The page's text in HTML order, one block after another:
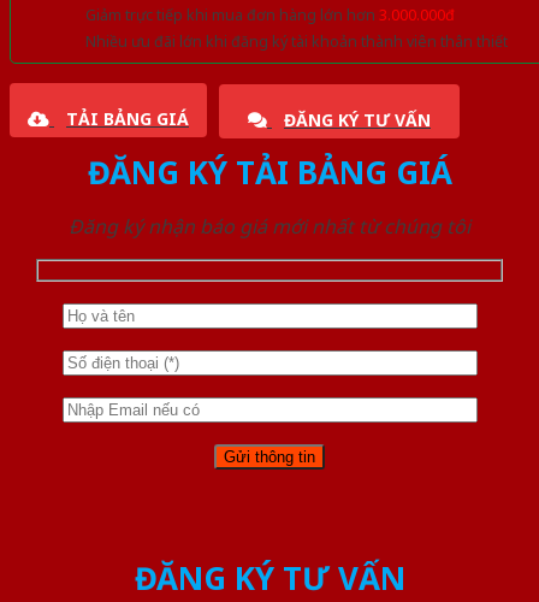
Giảm trực tiếp khi mua đơn hàng lớn hơn 3.000.000đ
Nhiều ưu đãi lớn khi đăng ký tài khoản thành viên thân thiết
TẢI BẢNG GIÁ ĐĂNG KÝ TƯ VẤN
ĐĂNG KÝ TẢI BẢNG GIÁ
Đăng ký nhận báo giá mới nhất từ chúng tôi
ĐĂNG KÝ TƯ VẤN